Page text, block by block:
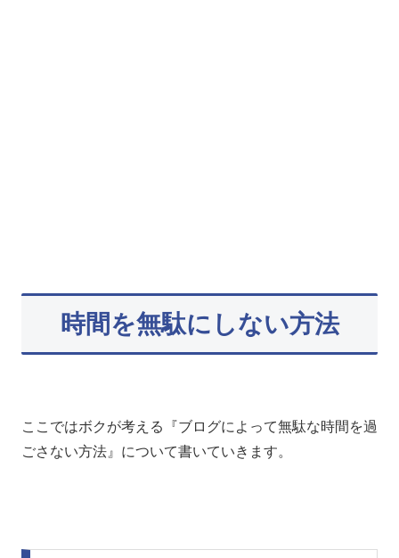
時間を無駄にしない方法
ここではボクが考える『ブログによって無駄な時間を過
ごさない方法』について書いていきます。